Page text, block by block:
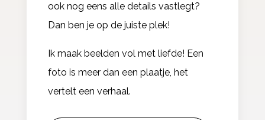
ook nog eens alle details vastlegt?
Dan ben je op de juiste plek!
Ik maak beelden vol met liefde! Een
foto is meer dan een plaatje, het
vertelt een verhaal.